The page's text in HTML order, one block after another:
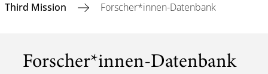
Third Mission Forscher*innen-Datenbank
Forscher*innen-Datenbank